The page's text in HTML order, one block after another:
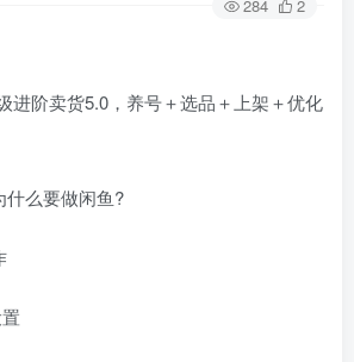
284 2
进阶卖货5.0，养号＋选品＋上架＋优化
什么要做闲鱼?